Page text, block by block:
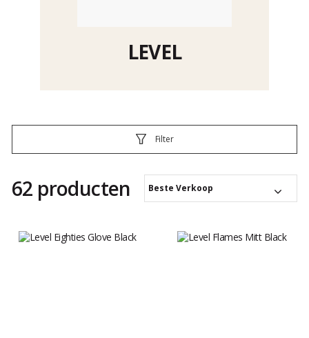
LEVEL
Filter
62 producten Beste Verkoop